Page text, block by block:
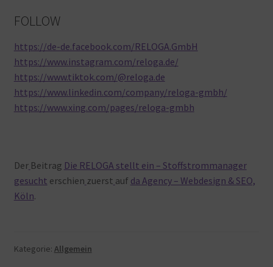
FOLLOW
https://de-de.facebook.com/RELOGA.GmbH
https://www.instagram.com/reloga.de/
https://www.tiktok.com/@reloga.de
https://www.linkedin.com/company/reloga-gmbh/
https://www.xing.com/pages/reloga-gmbh
Der Beitrag Die RELOGA stellt ein – Stoffstrommanager
gesucht erschien zuerst auf da Agency – Webdesign & SEO,
Köln.
Kategorie: Allgemein